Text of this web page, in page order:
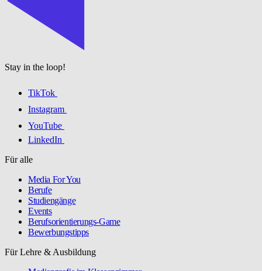
Stay in the loop!
TikTok
Instagram
YouTube
LinkedIn
Für alle
Media For You
Berufe
Studiengänge
Events
Berufsorientierungs-Game
Bewerbungstipps
Für Lehre & Ausbildung